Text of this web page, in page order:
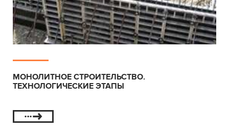
МОНОЛИТНОЕ СТРОИТЕЛЬСТВО.
ТЕХНОЛОГИЧЕСКИЕ ЭТАПЫ